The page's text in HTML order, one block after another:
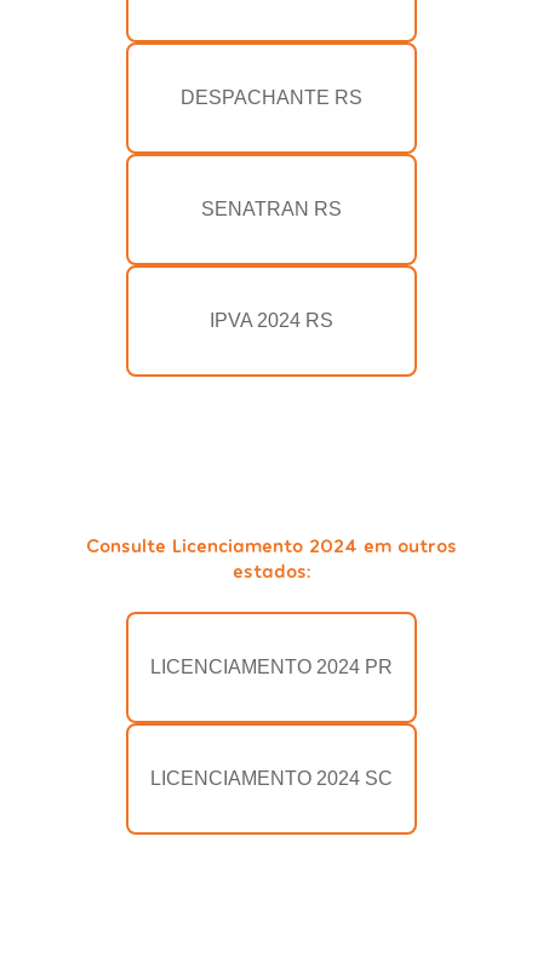
DESPACHANTE RS
SENATRAN RS
IPVA 2024 RS
Consulte Licenciamento 2024 em outros
estados:
LICENCIAMENTO 2024 PR
LICENCIAMENTO 2024 SC